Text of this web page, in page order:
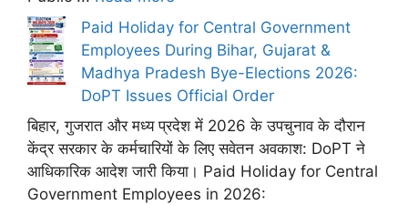
Paid Holiday for Central Government
Employees During Bihar, Gujarat &
Madhya Pradesh Bye-Elections 2026:
DoPT Issues Official Order
बिहार, गुजरात और मध्य प्रदेश में 2026 के उपचुनाव के दौरान
केंद्र सरकार के कर्मचारियों के लिए सवेतन अवकाश: DoPT ने
आधिकारिक आदेश जारी किया। Paid Holiday for Central
Government Employees in 2026: